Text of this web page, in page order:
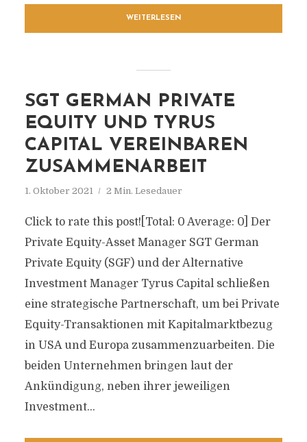
WEITERLESEN
SGT GERMAN PRIVATE
EQUITY UND TYRUS
CAPITAL VEREINBAREN
ZUSAMMENARBEIT
1. Oktober 2021 2 Min. Lesedauer
Click to rate this post![Total: 0 Average: 0] Der
Private Equity-Asset Manager SGT German
Private Equity (SGF) und der Alternative
Investment Manager Tyrus Capital schließen
eine strategische Partnerschaft, um bei Private
Equity-Transaktionen mit Kapitalmarktbezug
in USA und Europa zusammenzuarbeiten. Die
beiden Unternehmen bringen laut der
Ankündigung, neben ihrer jeweiligen
Investment...